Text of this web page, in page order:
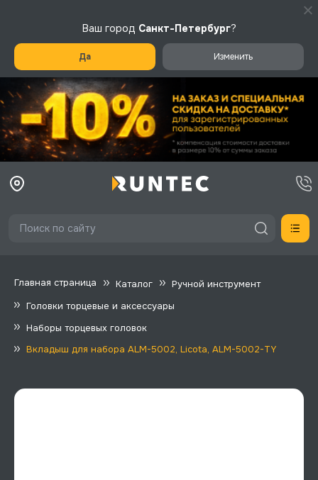
Ваш город Санкт-Петербург?
Да Изменить
Главная страница Каталог
Ручной инструмент
Головки торцевые и аксессуары
Наборы торцевых головок
Вкладыш для набора ALM-5002, Licota, ALM-5002-TY